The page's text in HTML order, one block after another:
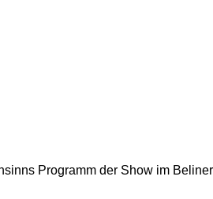
Programm der Show im